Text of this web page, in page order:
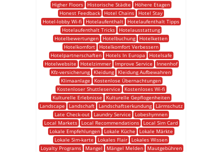
Higher Floors
Historische Städte
Höhere Etagen
Honest Feedback
Hotel Chains
Hotel Stay
Hotel-lobby Wi-fi
Hotelaufenthalt
Hotelaufenthalt Tipps
Hotelaufenthalt Tricks
Hotelausstattung
Hotelbewertungen
Hotelbuchung
Hotelketten
Hotelkomfort
Hotelkomfort Verbessern
Hotelpartnerschaften
Hotels In Europa
Hotelsafe
Hotelwebsite
Hotelzimmer Improve Service
Innenhof
Kfz-versicherung
Kleidung
Kleidung Aufbewahren
Klimaanlage
Kostenlose Übernachtungen
Kostenloser Shuttleservice
Kostenloses Wi-fi
Kulturelle Erlebnisse
Kulturelle Gepflogenheiten
Landscape
Landschaft Landschaftserkundung
Lärmschutz
Late Check-out
Laundry Service
Lobeshymnen
Local Markets
Local Recommendations
Local Sim Card
Lokale Empfehlungen
Lokale Küche
Lokale Märkte
Lokale Sim-karte
Lokales Flair
Lokales Wissen
Loyalty Programs
Mangel Mängel Melden
Mautgebühren